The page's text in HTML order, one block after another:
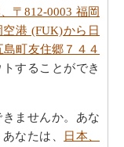
〒812-0003 福岡
港 (FUK)から日
町友住郷７４４
することができ
ませんか。あな
なたは、
日本、